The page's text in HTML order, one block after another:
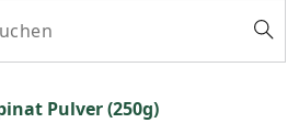
Pulver (250g)